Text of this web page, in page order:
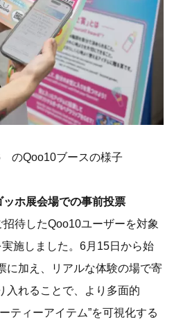
のQoo10ブースの様子
ホ展会場での事前投票
待したQoo10ユーザーを対象
施しました。6月15日から始
に加え、リアルな体験の場で寄
入れることで、より多面的
ティーアイテム”を可視化する